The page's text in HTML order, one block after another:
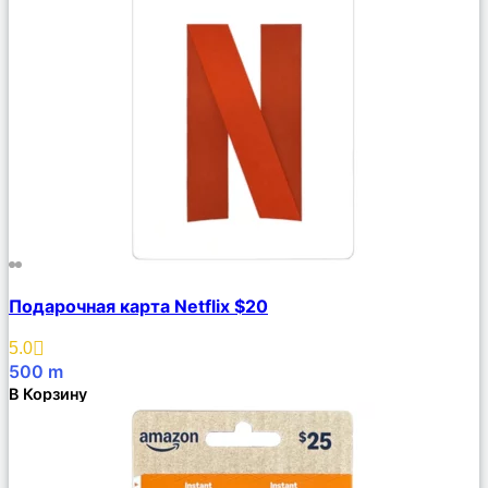
Описание
Избранное
Подарочная карта Netflix $20
5.0
500 m
В Корзину